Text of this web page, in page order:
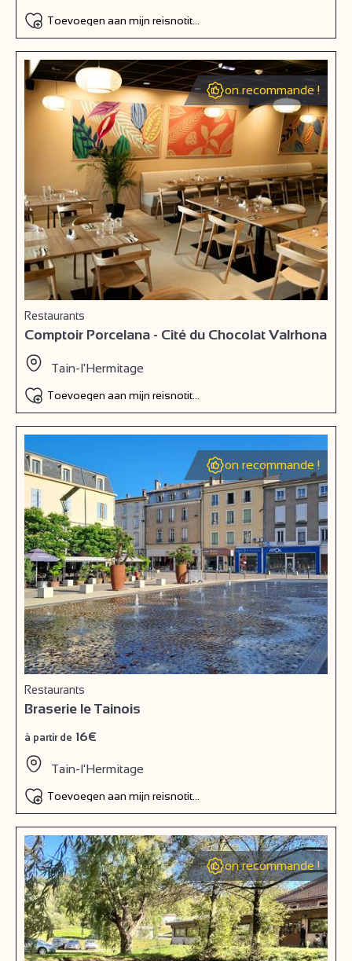
Toevoegen aan mijn reisnotitieboek
on recommande !
Restaurants
Comptoir Porcelana - Cité du Chocolat Valrhona
Tain-l'Hermitage
Toevoegen aan mijn reisnotitieboek
on recommande !
Restaurants
Braserie le Tainois
à partir de 16€
Tain-l'Hermitage
Toevoegen aan mijn reisnotitieboek
on recommande !